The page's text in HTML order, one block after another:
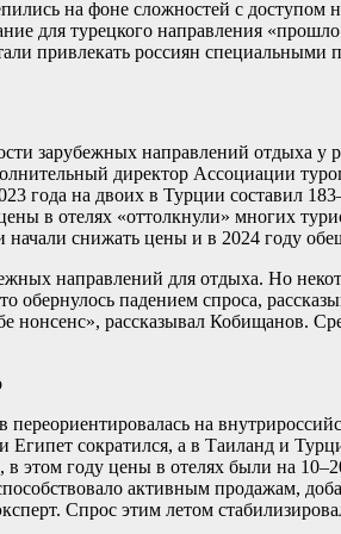
на фоне сложностей с доступом
для турецкого направления
привлекать россиян
зарубежных направлений отдыха у
директор Ассоциации
года на двоих в Турции составил
в отелях «оттолкнули» многих
снижать цены и в 2024 году
направлений для отдыха. Но
падением спроса,
рассказывал Кобищанов.
на
сократился, а в Таиланд и
в этом году цены в отелях были на
активным продажам,
Спрос этим летом